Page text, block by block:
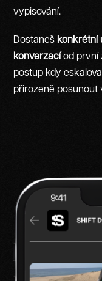
vypisování.
Dostaneš konkrétní
konverzací od první
postup kdy
přirozeně posunout